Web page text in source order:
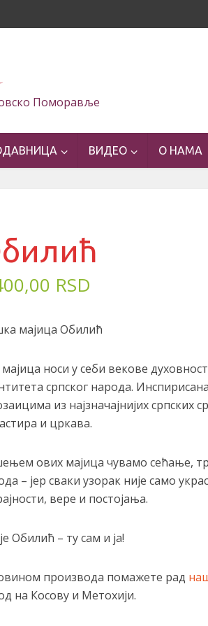
Поморавље
ВИДЕО О НАМА
RSD
мајица Обилић
носи у себи векове
српског народа.
из најзначајнијих српских
и цркава.
ових мајица чувамо сећање,
– јер сваки узорак није само
вере и постојања.
Обилић – ту сам и ја!
производа помажете рад
на Косову и Метохији.